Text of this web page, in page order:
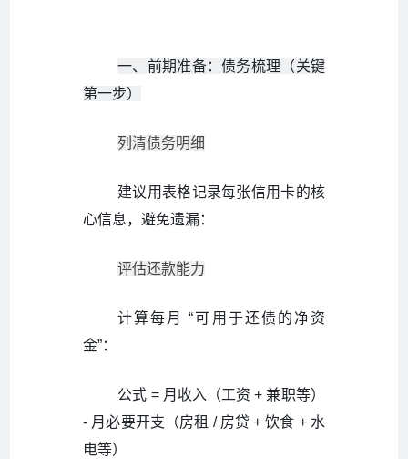
一、前期准备：债务梳理（关键
第一步）
列清债务明细
建议用表格记录每张信用卡的核
心信息，避免遗漏：
评估还款能力
计算每月 “可用于还债的净资
金”：
公式 = 月收入（工资 + 兼职等）
- 月必要开支（房租 / 房贷 + 饮食 + 水
电等）